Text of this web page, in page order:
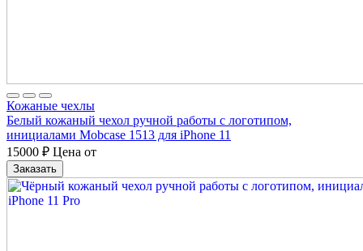
Кожаные чехлы
Белый кожаный чехол ручной работы с логотипом,
инициалами Mobcase 1513 для iPhone 11
15000 ₽ Цена от
Заказать